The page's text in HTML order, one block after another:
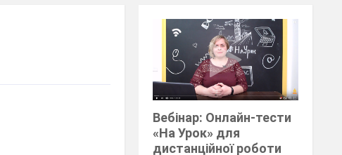
Вебінар: Онлайн-тести
«На Урок» для
дистанційної роботи